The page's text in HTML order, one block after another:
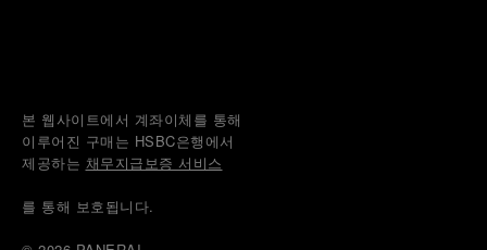
본 웹사이트에서 계좌이체를 통해
이루어진 구매는 HSBC은행에서
제공하는 채무지급보증 서비스
를 통해 보호됩니다.